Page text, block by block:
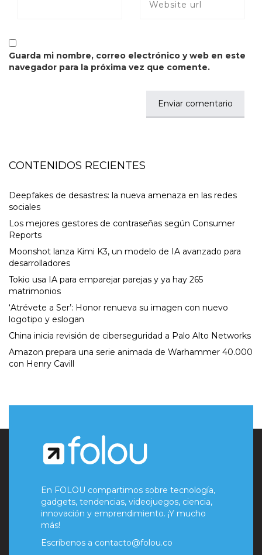
Guarda mi nombre, correo electrónico y web en este
navegador para la próxima vez que comente.
CONTENIDOS RECIENTES
Deepfakes de desastres: la nueva amenaza en las redes
sociales
Los mejores gestores de contraseñas según Consumer
Reports
Moonshot lanza Kimi K3, un modelo de IA avanzado para
desarrolladores
Tokio usa IA para emparejar parejas y ya hay 265
matrimonios
‘Atrévete a Ser’: Honor renueva su imagen con nuevo
logotipo y eslogan
China inicia revisión de ciberseguridad a Palo Alto Networks
Amazon prepara una serie animada de Warhammer 40.000
con Henry Cavill
En FOLOU compartimos sobre tecnología,
gadgets, tendencias, videojuegos, ciencia,
innovación y emprendimiento. ¡Y mucho
más!
Escríbenos a contacto@folou.co